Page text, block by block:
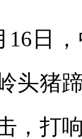
日，
头猪
，打